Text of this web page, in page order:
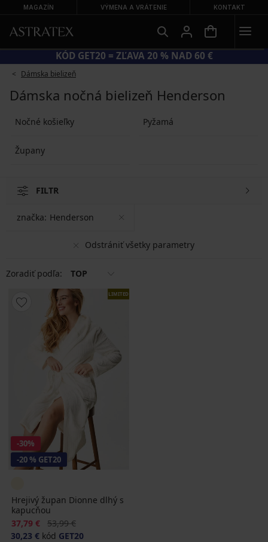
MAGAZÍN VÝMENA A VRÁTENIE KONTAKT
VÝPREDAJ AŽ DO −70 %
Dámska bielizeň
Dámska nočná bielizeň Henderson
Nočné košieľky Pyžamá
Župany
FILTR
Odstrániť všetky parametry
značka: Henderson
Zoradiť podľa: TOP
LIMITED
-30%
-20 % GET20
Hrejivý župan Dionne dlhý s
kapucňou
Zľava
37,79 € Pôvodná cena
53,99 €
30,23 € kód GET20